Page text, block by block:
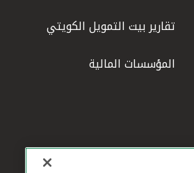
تقارير بيت التمويل الكويتي
المؤسسات المالية